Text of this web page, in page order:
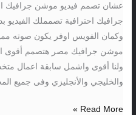
عشان تصمم فيديو موشن جرافيك
جرافيك احترافية تصمملك الفيديو
وكمان الفويس اوفر يكون صوته
موشن جرافيك مصر هتصمم أقوى
ولنا أقوى واشمل سابقة اعمال
والخليجي والأنجليزي وفى جميع
شركة
موشن
جرافيك
مصر
–
موشن
Read More »